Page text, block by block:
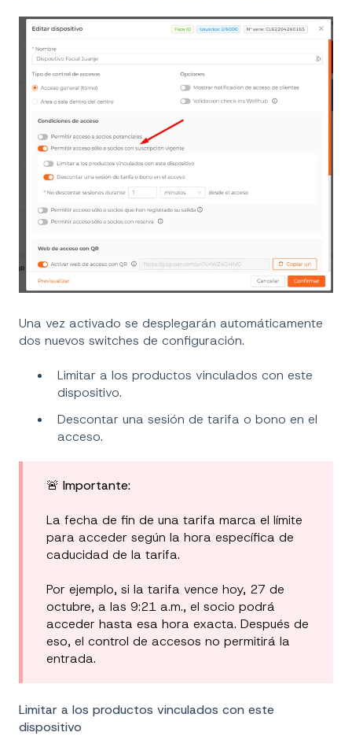
Una vez activado se desplegarán automáticamente
dos nuevos switches de configuración.
Limitar a los productos vinculados con este
dispositivo.
Descontar una sesión de tarifa o bono en el
acceso.
🚨 Importante:
La fecha de fin de una tarifa marca el límite
para acceder según la hora específica de
caducidad de la tarifa.
Por ejemplo, si la tarifa vence hoy, 27 de
octubre, a las 9:21 a.m., el socio podrá
acceder hasta esa hora exacta. Después de
eso, el control de accesos no permitirá la
entrada.
Limitar a los productos vinculados con este
dispositivo